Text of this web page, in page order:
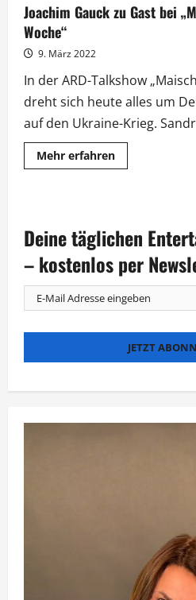
Joachim Gauck zu Gast bei
Woche“
9. März 2022
In der ARD-Talkshow
dreht sich heute alles um
auf den Ukraine-Krieg.
Mehr erfahrenMehr
Informationen
bei
„Maischberger.
Woche“
Deine täglichen
– kostenlos per